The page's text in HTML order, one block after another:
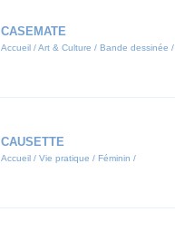
CASEMATE
Accueil / Art & Culture / Bande dessinée /
CAUSETTE
Accueil / Vie pratique / Féminin /